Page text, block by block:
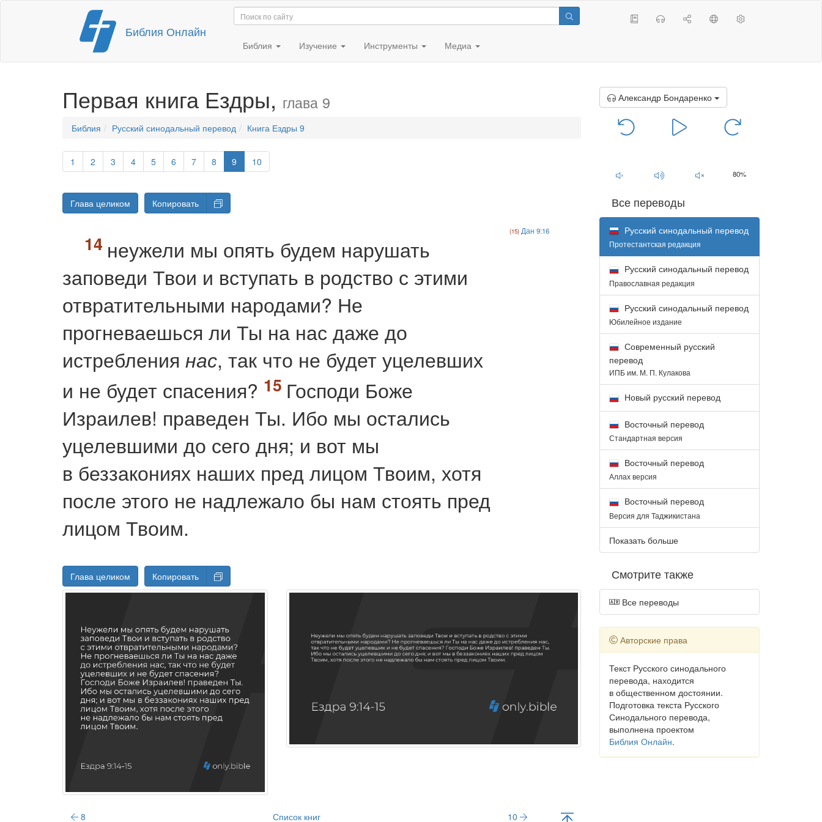
Перейти
содержимому
Библия Онлайн
Библия Изучение Инструменты Медиа
Первая книга Ездры, глава 9
Библия Русский синодальный перевод Книга Ездры 9
1 2 3 4 5 6 7 8 9 10
Глава целиком Копировать
неужели мы опять будем нарушать
заповеди Твои и вступать в родство с этими
отвратительными народами? Не
прогневаешься ли Ты на нас даже до
истребления нас, так что не будет уцелевших
и не будет спасения?
Господи Боже
Израилев! праведен Ты. Ибо мы остались
уцелевшими до сего дня; и вот мы
в беззакониях наших пред лицом Твоим, хотя
после этого не надлежало бы нам стоять пред
лицом Твоим.
Дан 9:16
Глава целиком Копировать
8 Список книг 10
Александр Бондаренко
80%
Все переводы
Русский синодальный перевод
Протестантская редакция
Русский синодальный перевод
Православная редакция
Русский синодальный перевод
Юбилейное издание
Современный русский
перевод
ИПБ им. М. П. Кулакова
Новый русский перевод
Восточный перевод
Стандартная версия
Восточный перевод
Аллах версия
Восточный перевод
Версия для Таджикистана
Показать больше
Смотрите также
Все переводы
Авторские права
Текст Русского синодального
перевода, находится
в общественном достоянии.
Подготовка текста Русского
Синодального перевода,
выполнена проектом
Библия Онлайн.